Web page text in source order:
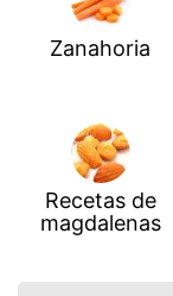
Zanahoria
Recetas de
magdalenas